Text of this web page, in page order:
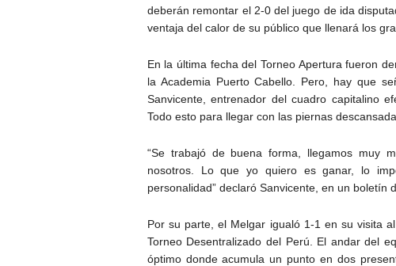
deberán remontar el 2-0 del juego de ida
ventaja del calor de su público que llenará los
En la última fecha del Torneo Apertura fueron
la Academia Puerto Cabello. Pero, hay que
Sanvicente, entrenador del cuadro capitalino
Todo esto para llegar con las piernas
“Se trabajó de buena forma, llegamos muy
nosotros. Lo que yo quiero es ganar, lo
personalidad” declaró Sanvicente, en un boletín
Por su parte, el Melgar igualó 1-1 en su visita
Torneo Desentralizado del Perú. El andar del
óptimo donde acumula un punto en dos